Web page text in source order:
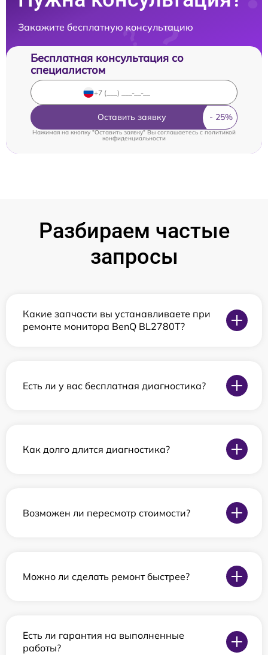
Закажите бесплатную консультацию
Бесплатная консультация со
специалистом
Оставить заявку
Нажимая на кнопку "Оставить заявку" Вы соглашаетесь c политикой
конфиденциальности
Разбираем частые
запросы
Какие запчасти вы устанавливаете при
ремонте монитора BenQ BL2780T?
Есть ли у вас бесплатная диагностика?
Как долго длится диагностика?
Возможен ли пересмотр стоимости?
Можно ли сделать ремонт быстрее?
Есть ли гарантия на выполненные
работы?